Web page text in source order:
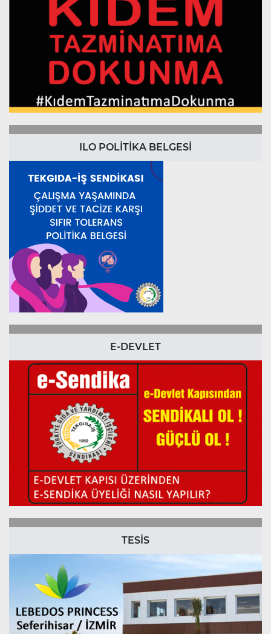
ILO POLİTİKA BELGESİ
E-DEVLET
TESİS